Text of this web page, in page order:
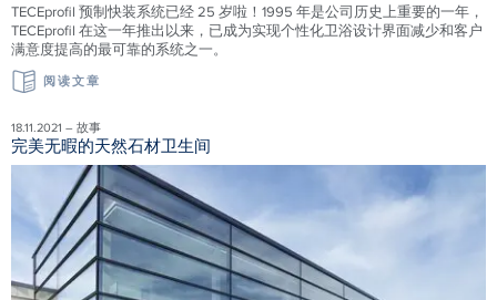
TECEprofil 预制快装系统已经 25 岁啦！1995 年是公司历史上重要的一年，
TECEprofil 在这一年推出以来，已成为实现个性化卫浴设计界面减少和客户
满意度提高的最可靠的系统之一。
阅读文章
18.11.2021 – 故事
完美无暇的天然石材卫生间